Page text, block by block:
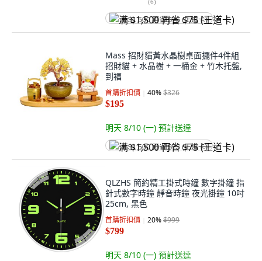
(6)
满 $1,500 再省 $75 (王道卡)
Mass 招財貓黃水晶樹桌面擺件4件組
招財貓 + 水晶樹 + 一桶金 + 竹木托盤,
到福
首購折扣價 40%$326
$195
明天 8/10 (一) 預計送達
满 $1,500 再省 $75 (王道卡)
QLZHS 簡約精工掛式時鐘 數字掛鐘 指
針式數字時鐘 靜音時鐘 夜光掛鐘 10吋
25cm, 黑色
首購折扣價 20%$999
$799
明天 8/10 (一) 預計送達